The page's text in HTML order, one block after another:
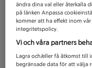
ändra dina val eller återkalla
på länken Anpassa
kommer att ha effekt inom
integritetspolicy.
Vi och våra partners
Lagra och/eller få åtkomst till
begränsade data för att välja